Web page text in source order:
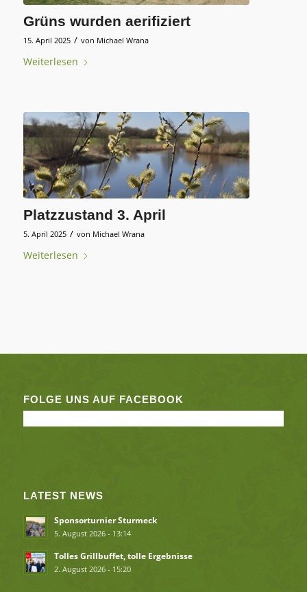
Grüns wurden aerifiziert
15. April 2025 / von Michael Wrana
Weiterlesen
Platzzustand 3. April
5. April 2025 / von Michael Wrana
Weiterlesen
FOLGE UNS AUF FACEBOOK
LATEST NEWS
Sponsorturnier Sturmeck
5. August 2026 - 13:14
Tolles Grillbuffet, tolle Ergebnisse
2. August 2026 - 15:20